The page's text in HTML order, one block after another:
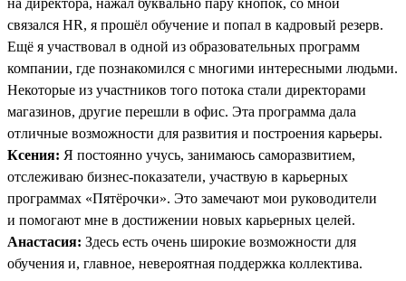
связался HR, я прошёл обучение и попал в кадровый резерв.
Ещё я участвовал в одной из образовательных программ
компании, где познакомился с многими интересными людьми.
Некоторые из участников того потока стали директорами
магазинов, другие перешли в офис. Эта программа дала
отличные возможности для развития и построения карьеры.
Ксения: Я постоянно учусь, занимаюсь саморазвитием,
отслеживаю бизнес-показатели, участвую в карьерных
программах «Пятёрочки». Это замечают мои руководители
и помогают мне в достижении новых карьерных целей.
Анастасия: Здесь есть очень широкие возможности для
обучения и, главное, невероятная поддержка коллектива.